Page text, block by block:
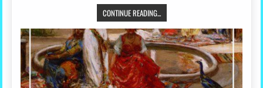
CONTINUE READING...